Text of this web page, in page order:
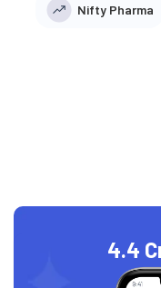
Nifty Pharma
4.4